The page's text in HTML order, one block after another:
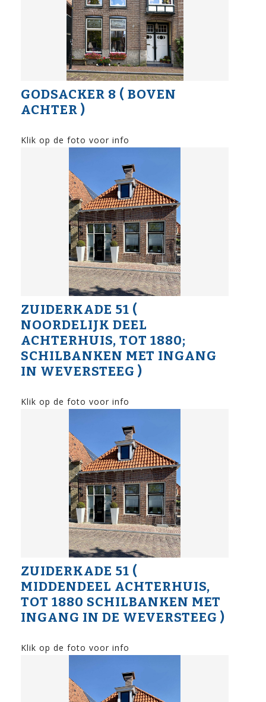
GODSACKER 8 ( BOVEN
ACHTER )
Klik op de foto voor info
ZUIDERKADE 51 (
NOORDELIJK DEEL
ACHTERHUIS, TOT 1880;
SCHILBANKEN MET INGANG
IN WEVERSTEEG )
Klik op de foto voor info
ZUIDERKADE 51 (
MIDDENDEEL ACHTERHUIS,
TOT 1880 SCHILBANKEN MET
INGANG IN DE WEVERSTEEG )
Klik op de foto voor info